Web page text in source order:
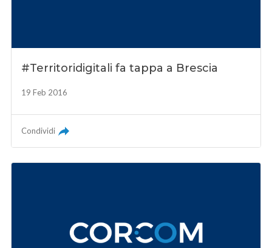
#Territoridigitali fa tappa a Brescia
19 Feb 2016
Condividi